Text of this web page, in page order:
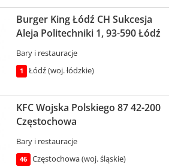
Burger King Łódź CH Sukcesja
Aleja Politechniki 1, 93-590 Łódź
Bary i restauracje
1 Łódź (woj. łódzkie)
KFC Wojska Polskiego 87 42-200
Częstochowa
Bary i restauracje
46 Częstochowa (woj. śląskie)